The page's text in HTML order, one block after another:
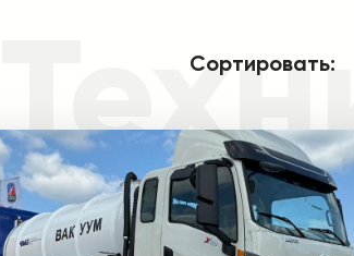
Сортировать: